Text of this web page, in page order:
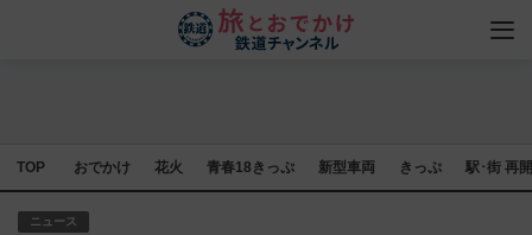
TOP おでかけ 花火 青春18きっぷ 新型車両 きっぷ 駅･街 再
ニュース